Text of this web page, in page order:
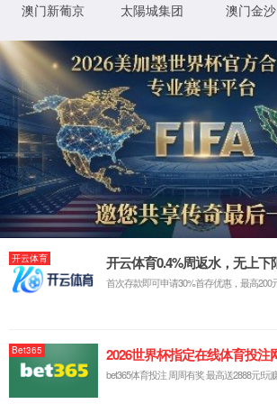
抱歉，找不到该页面
PAGE CANNOT BE FOUND
返回首页